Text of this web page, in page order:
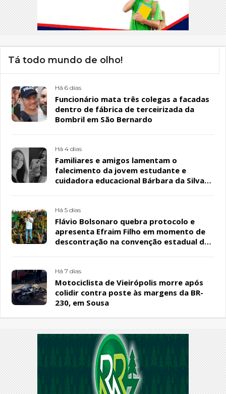
Tá todo mundo de olho!
Há 6 dias
Funcionário mata três colegas a facadas
dentro de fábrica de terceirizada da
Bombril em São Bernardo
Há 4 dias
Familiares e amigos lamentam o
falecimento da jovem estudante e
cuidadora educacional Bárbara da Silva
Há 5 dias
Flávio Bolsonaro quebra protocolo e
apresenta Efraim Filho em momento de
descontração na convenção estadual do
Há 7 dias
Motociclista de Vieirópolis morre após
colidir contra poste às margens da BR-
230, em Sousa